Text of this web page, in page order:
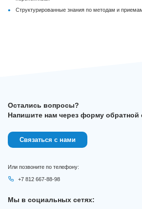
• Структурированные знания по методам и
Остались вопросы?
Напишите нам через форму обратной
Связаться с нами
Или позвоните по телефону:
+7 812 667-88-98
Мы в социальных сетях: